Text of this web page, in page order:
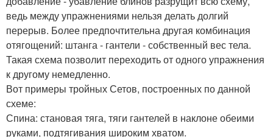
ведь между упражнениями нельзя делать долгий
перерыв. Более предпочтительна другая комбинация
отягощений: штанга - гантели - собственный вес тела.
Такая схема позволит переходить от одного упражнения
к другому немедленно.
Вот примеры тройных Сетов, построенных по данной
схеме:
Спина: становая тяга, тяги гантелей в наклоне обеими
руками, подтягивания широким хватом.